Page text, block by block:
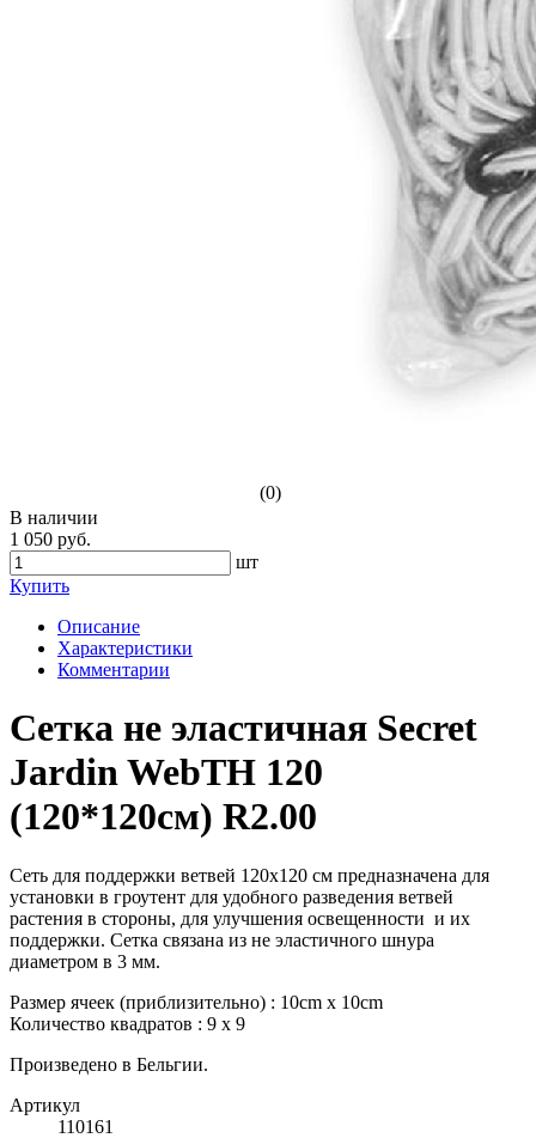
(0)
В наличии
1 050 руб.
шт
Купить
Описание
Характеристики
Комментарии
Сетка не эластичная Secret
Jardin WebTH 120
(120*120см) R2.00
Сеть для поддержки ветвей 120х120 см предназначена для
установки в гроутент для удобного разведения ветвей
растения в стороны, для улучшения освещенности и их
поддержки. Сетка связана из не эластичного шнура
диаметром в 3 мм.
Размер ячеек (приблизительно) : 10cm x 10cm
Количество квадратов : 9 x 9
Произведено в Бельгии.
Артикул
110161